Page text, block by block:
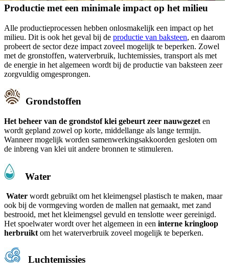
Productie met een minimale impact op het milieu
Alle productieprocessen hebben onlosmakelijk een impact op het
milieu. Dit is ook het geval bij de productie van baksteen, en daarom
probeert de sector deze impact zoveel mogelijk te beperken. Zowel
met de gronstoffen, waterverbruik, luchtemissies, transport als met
de energie in het algemeen wordt bij de productie van baksteen zeer
zorgvuldig omgesprongen.
Grondstoffen
Het beheer van de grondstof klei gebeurt zeer nauwgezet en
wordt gepland zowel op korte, middellange als lange termijn.
Wanneer mogelijk worden samenwerkingsakkoorden gesloten om
de inbreng van klei uit andere bronnen te stimuleren.
Water
Water wordt gebruikt om het kleimengsel plastisch te maken, maar
ook bij de vormgeving worden de mallen nat gemaakt, met zand
bestrooid, met het kleimengsel gevuld en tenslotte weer gereinigd.
Het spoelwater wordt over het algemeen in een interne kringloop
herbruiktom het waterverbruik zoveel mogelijk te beperken.
Luchtemissies